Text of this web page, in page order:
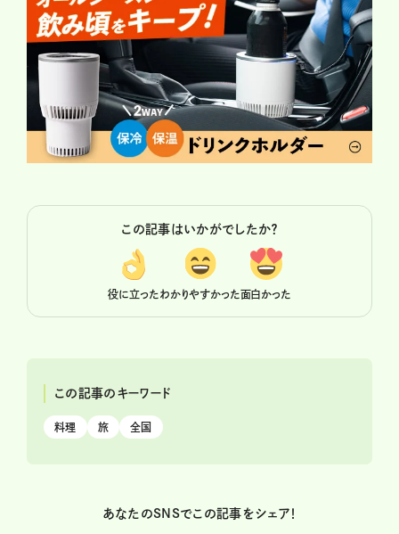
この記事はいかがでしたか？
役に立ったわかりやすかった面白かった
この記事のキーワード
料理 旅 全国
あなたのSNSでこの記事をシェア！